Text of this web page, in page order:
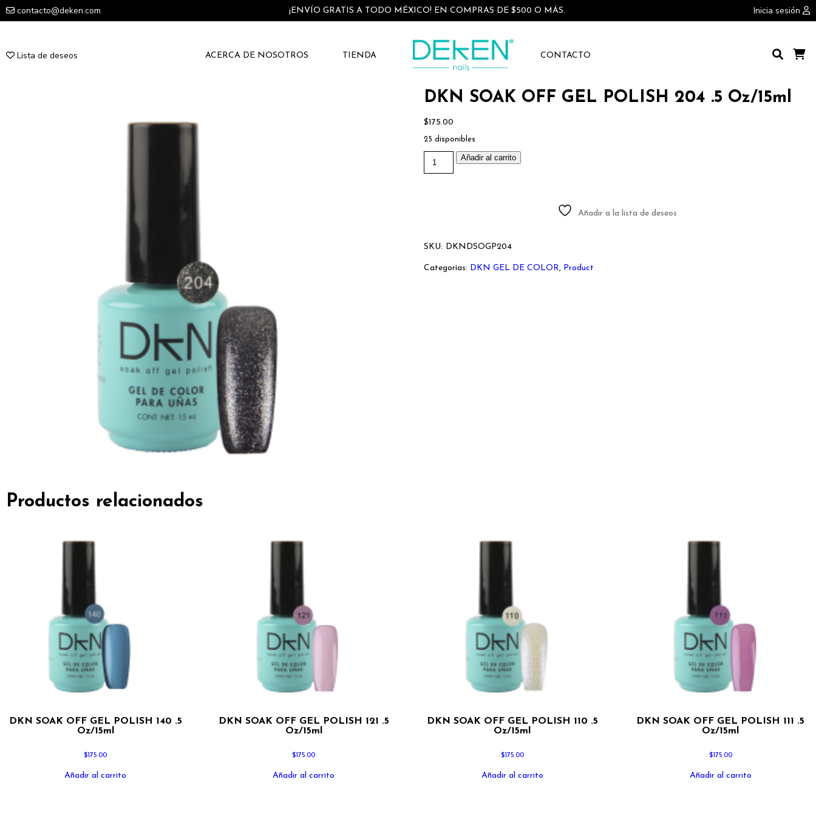
contacto@deken.com ¡ENVÍO GRATIS A TODO MÉXICO! EN COMPRAS DE $500 O MÁS. Inicia sesión
Lista de deseos ACERCA DE NOSOTROS TIENDA CONTACTO
DKN SOAK OFF GEL POLISH 204 .5 Oz/15ml
$175.00
25 disponibles
DKN
SOAK
OFF
Añadir al carrito
Añadir a la lista de deseos
SKU: DKNDSOGP204
Categorías: DKN GEL DE COLOR, Product
Productos relacionados
DKN SOAK OFF GEL POLISH 140 .5
Oz/15ml
$ 175.00
Añadir al carrito
DKN SOAK OFF GEL POLISH 121 .5
Oz/15ml
$ 175.00
Añadir al carrito
DKN SOAK OFF GEL POLISH 110 .5
Oz/15ml
$175.00
Añadir al carrito
DKN SOAK OFF GEL POLISH 111 .5
Oz/15ml
$175.00
Añadir al carrito